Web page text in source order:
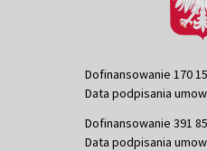
Dofinansowanie 170
Data podpisania
Dofinansowanie 391
Data podpisania